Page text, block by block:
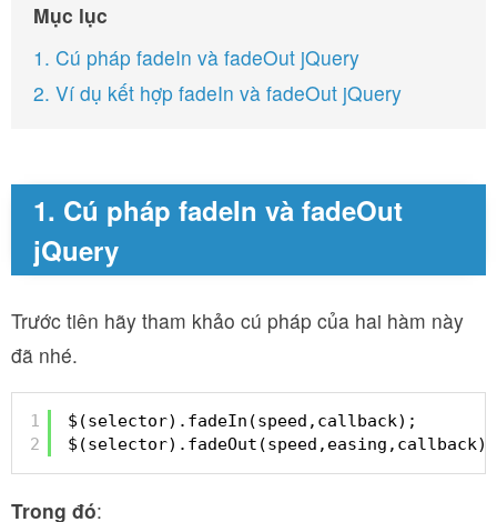
Mục lục
1. Cú pháp fadeIn và fadeOut jQuery
2. Ví dụ kết hợp fadeIn và fadeOut jQuery
1. Cú pháp fadeIn và fadeOut
jQuery
Trước tiên hãy tham khảo cú pháp của hai hàm này
đã nhé.
1
2
$(selector).fadeIn(speed,callback);
$(selector).fadeOut(speed,easing,callback)
Trong đó: